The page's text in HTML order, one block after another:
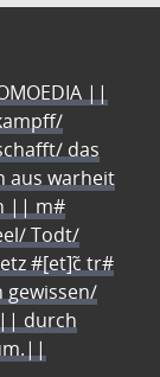
||
das
aus warheit
|| m#
Todt/
#[et]c̃ tr#
|| durch